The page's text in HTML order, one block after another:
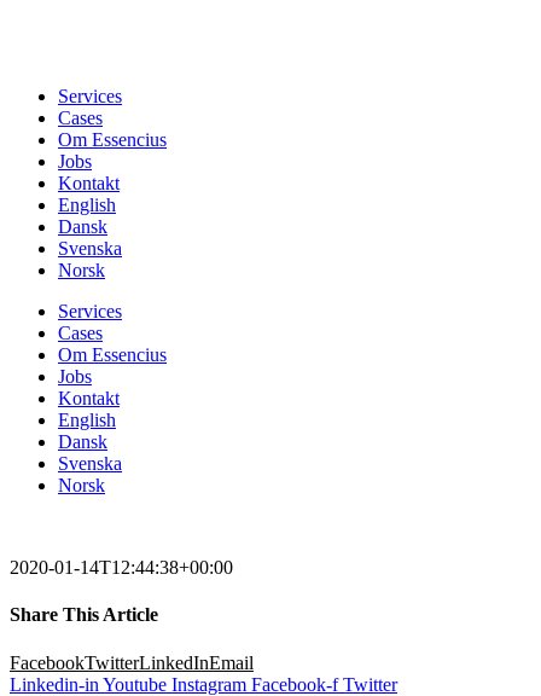
Services
Cases
Om Essencius
Jobs
Kontakt
English
Dansk
Svenska
Norsk
Services
Cases
Om Essencius
Jobs
Kontakt
English
Dansk
Svenska
Norsk
2020-01-14T12:44:38+00:00
Share This Article
FacebookTwitterLinkedInEmail
Linkedin-in Youtube Instagram Facebook-f Twitter